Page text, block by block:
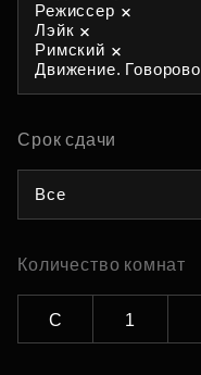
Режиссер
Лэйк
Римский
Движение. Говорово
Срок сдачи
Все
Количество комнат
С 1